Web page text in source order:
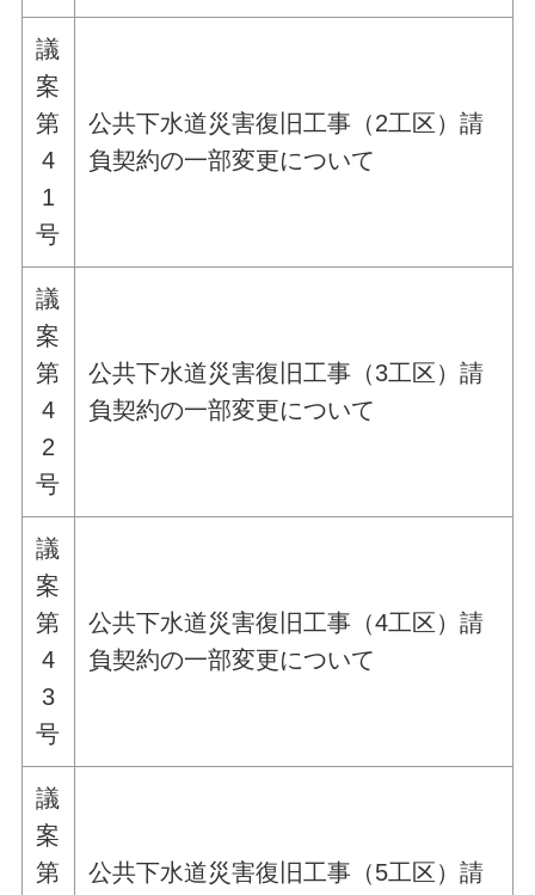
議
案
第
4
1
号
公共下水道災害復旧工事（2工区）請
負契約の一部変更について
議
案
第
4
2
号
公共下水道災害復旧工事（3工区）請
負契約の一部変更について
議
案
第
4
3
号
公共下水道災害復旧工事（4工区）請
負契約の一部変更について
議
案
第
公共下水道災害復旧工事（5工区）請